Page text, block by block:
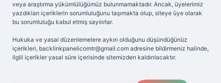
veya araştırma yükümlülüğümüz bulunmamaktadır. Ancak, üyelerimiz
yazdıkları içeriklerin sorumluluğunu taşımakta olup, siteye üye olarak
bu sorumluluğu kabul etmiş sayılırlar.
Hukuka ve yasal düzenlemelere aykırı olduğunu düşündüğünüz
içerikleri, backlinkpanelicomtr@gmail.com adresine bildirmeniz halinde,
ilgili içerikler yasal süre içerisinde sitemizden kaldırılacaktır.